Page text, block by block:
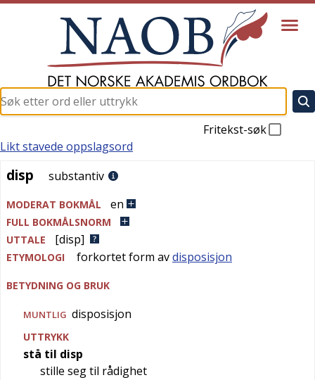
Fritekst-søk
disp
Likt stavede oppslagsord
disp substantiv
MODERAT BOKMÅL en
FULL BOKMÅLSNORM
UTTALE
[disp]
ETYMOLOGI forkortet form avdisposisjon
BETYDNING OG BRUK
MUNTLIG disposisjon
UTTRYKK
stå til disp
stille seg til rådighet